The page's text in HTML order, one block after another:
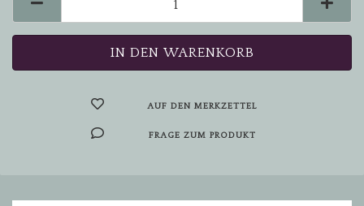
AUF DEN MERKZETTEL
FRAGE ZUM PRODUKT